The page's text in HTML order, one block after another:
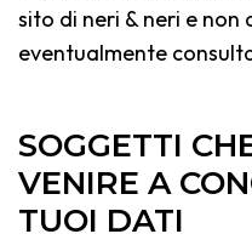
sito di neri & neri e
eventualmente
SOGGETTI
VENIRE A
TUOI DATI